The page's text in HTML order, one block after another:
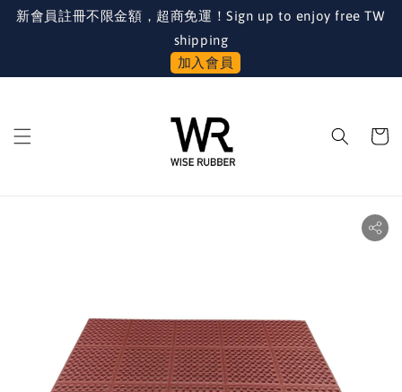
新會員註冊不限金額，超商免運！Sign up to enjoy free TW
shipping
加入會員